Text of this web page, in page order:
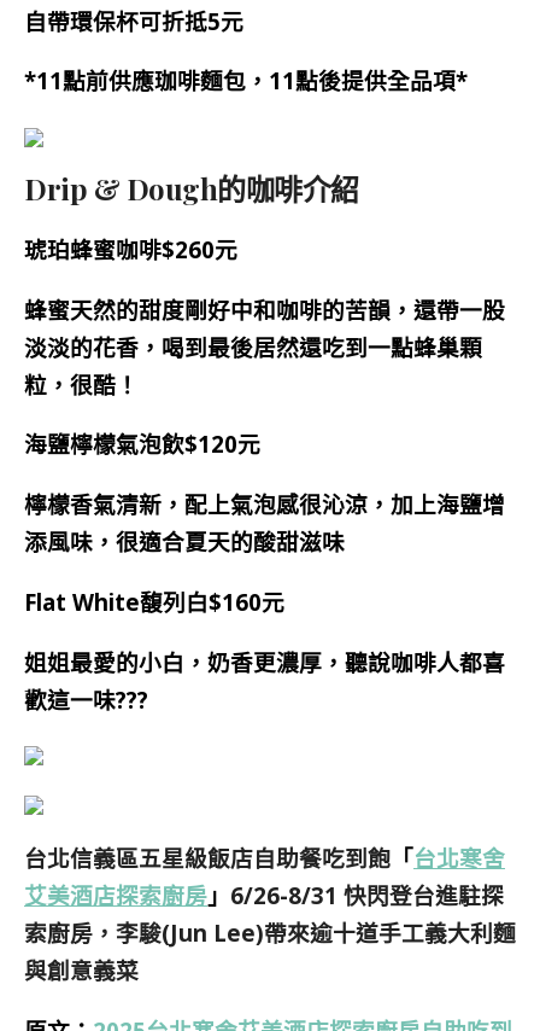
自帶環保杯可折抵5元
*11點前供應珈啡麵包，11點後提供全品項*
Drip & Dough的咖啡介紹
琥珀蜂蜜咖啡$260元
蜂蜜天然的甜度剛好中和咖啡的苦韻，還帶一股
淡淡的花香，喝到最後居然還吃到一點蜂巢顆
粒，很酷！
海鹽檸檬氣泡飲$120元
檸檬香氣清新，配上氣泡感很沁涼，加上海鹽增
添風味，很適合夏天的酸甜滋味
Flat White馥列白$160元
姐姐最愛的小白，奶香更濃厚，聽說咖啡人都喜
歡這一味???
台北信義區五星級飯店自助餐吃到飽 「台北寒舍
艾美酒店探索廚房 」 6/26-8/31 快閃登台進駐探
索廚房，李駿(Jun Lee)帶來逾十道手工義大利麵
與創意義菜